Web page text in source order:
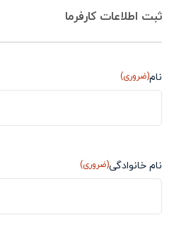
ثبت اطلاعات کارفرما
نام(ضروری)
نام خانوادگی(ضروری)